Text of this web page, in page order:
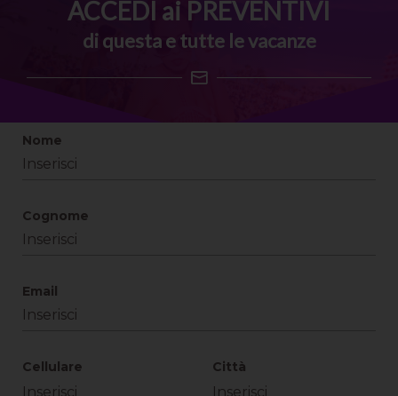
ACCEDI ai PREVENTIVI
di questa e tutte le vacanze
Nome
Cognome
Email
Cellulare Città